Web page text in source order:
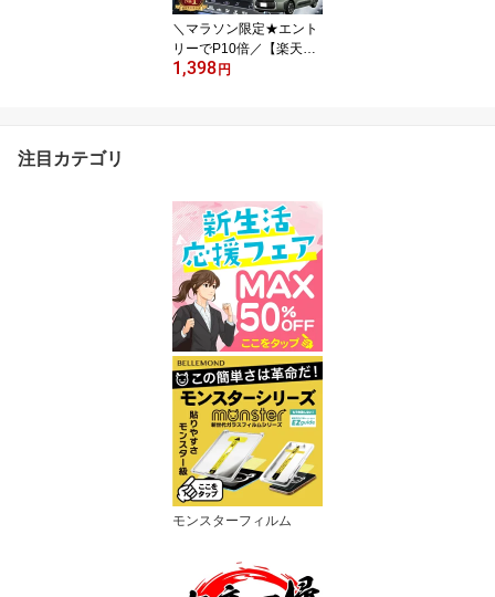
＼マラソン限定★エント
リーでP10倍／【楽天1
位】 新型 シエンタ カー
フィルム 汚れ
1,398円
注目カテゴリ
モンスターフィルム